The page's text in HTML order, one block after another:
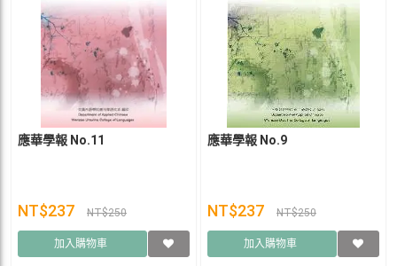
應華學報 No.11
NT$237 NT$250
加入購物車
應華學報 No.9
NT$237 NT$250
加入購物車